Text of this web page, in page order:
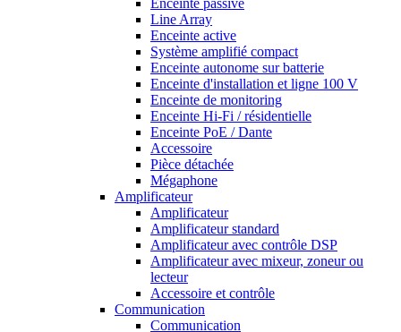
Enceinte passive
Line Array
Enceinte active
Système amplifié compact
Enceinte autonome sur batterie
Enceinte d'installation et ligne 100 V
Enceinte de monitoring
Enceinte Hi-Fi / résidentielle
Enceinte PoE / Dante
Accessoire
Pièce détachée
Mégaphone
Amplificateur
Amplificateur
Amplificateur standard
Amplificateur avec contrôle DSP
Amplificateur avec mixeur, zoneur ou
lecteur
Accessoire et contrôle
Communication
Communication